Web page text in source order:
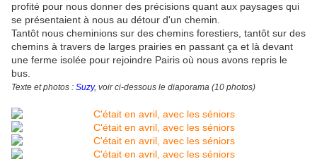
profité pour nous donner des précisions quant aux paysages qui
se présentaient à nous au détour d'un chemin.
Tantôt nous cheminions sur des chemins forestiers, tantôt sur des
chemins à travers de larges prairies en passant ça et là devant
une ferme isolée pour rejoindre Pairis où nous avons repris le
bus.
Texte et photos : Suzy, voir ci-dessous le diaporama (10 photos)